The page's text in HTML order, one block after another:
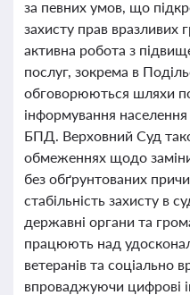
за певних умов, що
захисту прав вразливих
активна робота з
послуг, зокрема в
обговорюються шляхи
інформування
БПД. Верховний Суд
обмеженнях щодо
без обґрунтованих
стабільність захисту в
державні органи та
працюють над
ветеранів та соціально
впроваджуючи цифрові